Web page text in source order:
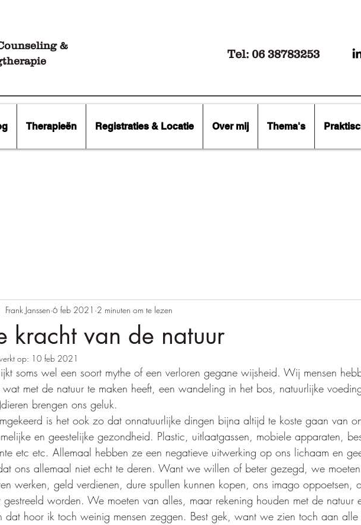
ling &
Tel: 06 38783253
Therapieën Registraties & Locatie Over mij Thema's
kracht van de natuur
Frank Janssen 6 feb 2021 2 minuten om te lezen
op: 10 feb 2021
soms wel een soort mythe of een verloren gegane wijsheid. Wij mensen
wat met de natuur te maken heeft, een wandeling in het bos, natuurlijke
brengen ons geluk.
is het ook zo dat onnatuurlijke dingen bijna altijd te koste gaan van
en geestelijke gezondheid. Plastic, uitlaatgassen, mobiele apparaten,
etc etc. Allemaal hebben ze een negatieve uitwerking op ons lichaam en
ons allemaal niet echt te deren. Want we willen of beter gezegd, we
werken, geld verdienen, dure spullen kunnen kopen, ons imago oppoetsen,
gestreeld worden. We moeten van alles, maar rekening houden met de natuur
dat hoor ik toch weinig mensen zeggen. Best gek, want we zien toch aan alle